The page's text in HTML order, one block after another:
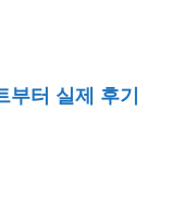
부터 실제 후기